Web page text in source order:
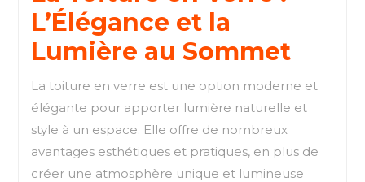
L’Élégance et la
Lumière au Sommet
La toiture en verre est une option moderne et
élégante pour apporter lumière naturelle et
style à un espace. Elle offre de nombreux
avantages esthétiques et pratiques, en plus de
créer une atmosphère unique et lumineuse